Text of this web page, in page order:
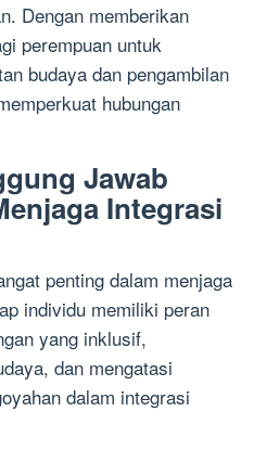
Dengan memberikan
perempuan untuk
budaya dan pengambilan
hubungan
Jawab
Integrasi
penting dalam menjaga
individu memiliki peran
yang inklusif,
dan mengatasi
dalam integrasi